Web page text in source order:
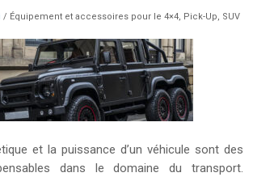
/ Équipement et accessoires pour le 4×4, Pick-Up, SUV
et la puissance d’un véhicule sont des
dans le domaine du transport.